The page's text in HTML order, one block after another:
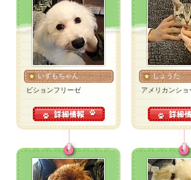
いずもちゃん
ビションフリーゼ
しょうた
アメリカンショ